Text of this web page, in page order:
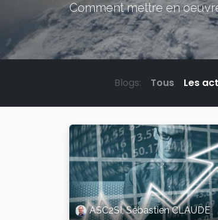
Comment mettre en
Blogs: Tous Les
ASC2SI, Sébastien CLAUDE